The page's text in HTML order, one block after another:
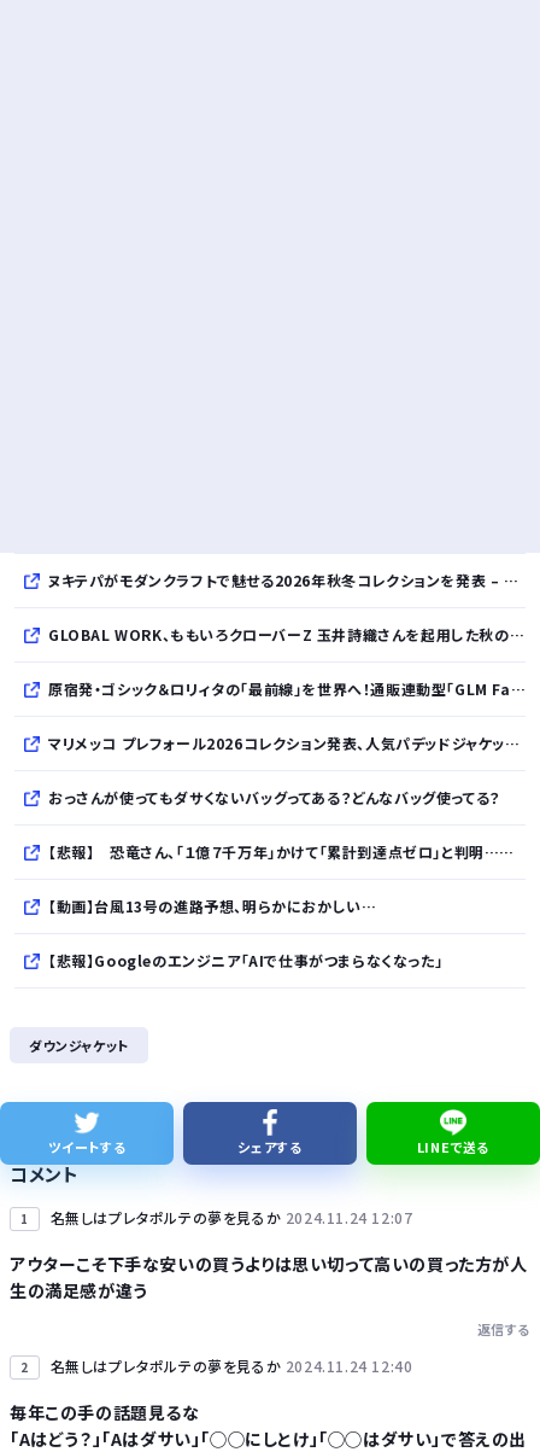
ヌキテパがモダンクラフトで魅せる2026年秋冬コレクションを発表 – インド・アムリトサルで織り上げたウールなど手仕事の美しさを現代的に昇華
GLOBAL WORK、ももいろクローバーZ 玉井詩織さんを起用した秋のLOOK BOOKを先行公開
原宿発・ゴシック＆ロリィタの「最前線」を世界へ！通販連動型「GLM Fashion Show 2026」9月開催
マリメッコ プレフォール2026コレクション発表、人気パデッドジャケットの日本限定カラーも登場
おっさんが使ってもダサくないバッグってある？どんなバッグ使ってる？
【悲報】 恐竜さん、「１億７千万年」かけて「累計到達点ゼロ」と判明………
【動画】台風13号の進路予想、明らかにおかしい…
【悲報】Googleのエンジニア「AIで仕事がつまらなくなった」
【画像】日産が社運をかけて発売するSUVｗｗｗｗｗｗｗ
株式投資、若年男性の自信喪失の原因に… ６割超が「人生の敗者」自認か
ダウンジャケット
ツイートする シェアする LINEで送る
コメント
1 名無しはプレタポルテの夢を見るか 2024.11.24 12:07
アウターこそ下手な安いの買うよりは思い切って高いの買った方が人
生の満足感が違う
返信する
2 名無しはプレタポルテの夢を見るか 2024.11.24 12:40
毎年この手の話題見るな
「Aはどう？」「Aはダサい」「◯◯にしとけ」「◯◯はダサい」で答えの出